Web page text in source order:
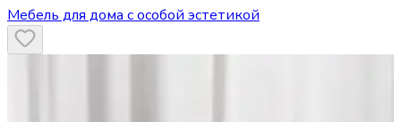
Мебель для дома с особой эстетикой